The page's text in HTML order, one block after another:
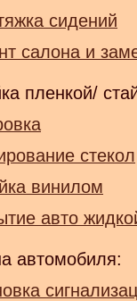
сидений
салона и
пленкой/
стекол
винилом
авто
автомобиля: